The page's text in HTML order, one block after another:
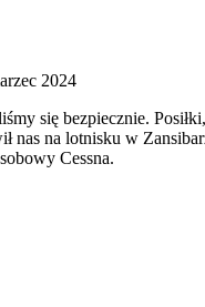
2024
się bezpiecznie.
nas na lotnisku w
Cessna.